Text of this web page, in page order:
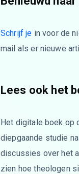
Schrijf je in voor de
mail als er nieuwe
Lees ook het
Het digitale boek op
diepgaande studie
discussies over het
zien hoe theologen